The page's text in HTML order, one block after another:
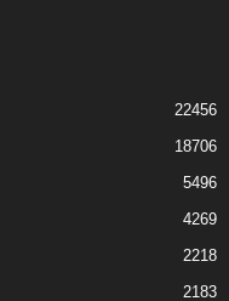
22456
18706
5496
4269
2218
2183